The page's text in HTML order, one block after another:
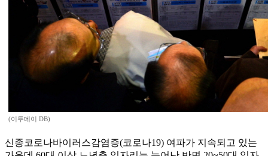
(이투데이 DB)
신종코로나바이러스감염증(코로나19) 여파가 지속되고 있는